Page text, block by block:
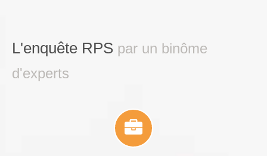
L'enquête RPS par un binôme
d'experts